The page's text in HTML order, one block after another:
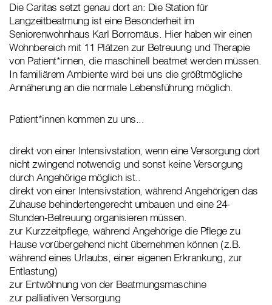
Die Caritas setzt genau dort an: Die Station für
Langzeitbeatmung ist eine Besonderheit im
Seniorenwohnhaus Karl Borromäus. Hier haben wir einen
Wohnbereich mit 11 Plätzen zur Betreuung und Therapie
von Patient*innen, die maschinell beatmet werden müssen.
In familiärem Ambiente wird bei uns die größtmögliche
Annäherung an die normale Lebensführung möglich.
Patient*innen kommen zu uns...
direkt von einer Intensivstation, wenn eine Versorgung dort
nicht zwingend notwendig und sonst keine Versorgung
durch Angehörige möglich ist..
direkt von einer Intensivstation, während Angehörigen das
Zuhause behindertengerecht umbauen und eine 24-
Stunden-Betreuung organisieren müssen.
zur Kurzzeitpflege, während Angehörige die Pflege zu
Hause vorübergehend nicht übernehmen können (z.B.
während eines Urlaubs, einer eigenen Erkrankung, zur
Entlastung)
zur Entwöhnung von der Beatmungsmaschine
zur palliativen Versorgung